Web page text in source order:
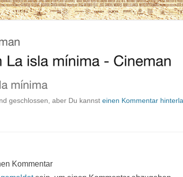
geschlossen, aber Du kannst einen Kommentar
Kommentar